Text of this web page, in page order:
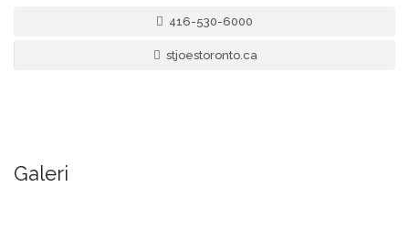
416-530-6000
stjoestoronto.ca
Galeri